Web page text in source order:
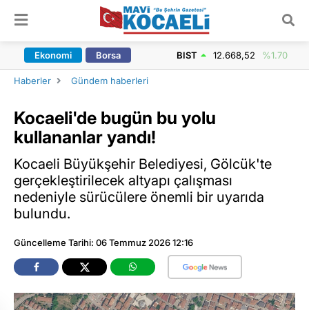
Ekonomi Borsa BIST 12.668,52 %1.70
Haberler Gündem haberleri
Kocaeli'de bugün bu yolu
kullananlar yandı!
Kocaeli Büyükşehir Belediyesi, Gölcük'te
gerçekleştirilecek altyapı çalışması
nedeniyle sürücülere önemli bir uyarıda
bulundu.
Güncelleme Tarihi: 06 Temmuz 2026 12:16